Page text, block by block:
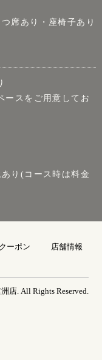
席あり・座椅子あり
ースをご用意してお
り(コース時は料金
クーポン 店舗情報
店. All Rights Reserved.